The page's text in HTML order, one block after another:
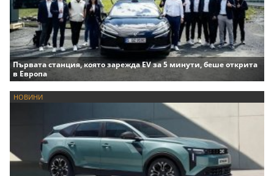
Първата станция, която зарежда EV за 5 минути, беше открита
в Европа
НОВИНИ